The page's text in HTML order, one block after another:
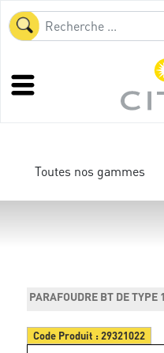
Toutes nos gammes
PARAFOUDRE BT DE
Code Produit :29321022